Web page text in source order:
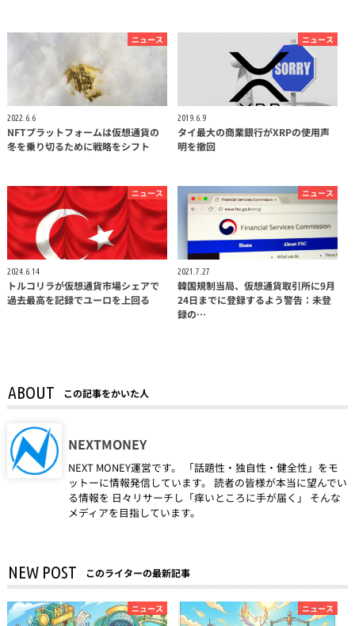
ニュース
2022.6.6
NFTプラットフォームは仮想通貨の
冬を乗り切るために戦略をシフト
ニュース
2019.6.9
タイ最大の商業銀行がXRPの使用声
明を撤回
ニュース
2024.6.14
トルコリラが仮想通貨市場シェアで
過去最高を記録でユーロを上回る
ニュース
2021.7.27
韓国規制当局、仮想通貨取引所に9月
24日までに登録するよう警告：未登
録の…
ABOUT この記事をかいた人
NEXTMONEY
NEXT MONEY運営です。 「話題性・独自性・健全性」をモ
ットーに情報発信しています。 読者の皆様が本当に望んでい
る情報を 日々リサーチし「痒いところに手が届く」 そんな
メディアを目指しています。
NEW POST このライターの最新記事
ニュース ニュース